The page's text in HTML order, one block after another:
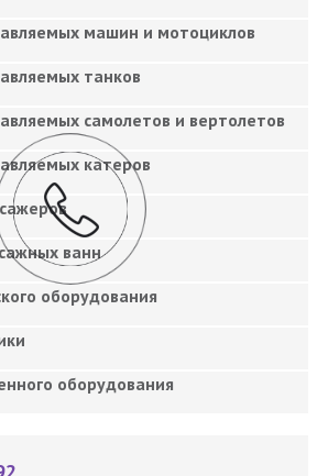
машин и мотоциклов
танков
самолетов и вертолетов
катеров
ванн
оборудования
оборудования